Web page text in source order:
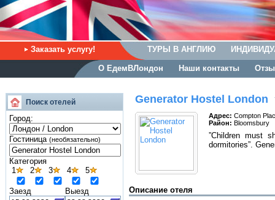
Заказать услугу! ТУРЫ В АНГЛИЮ
О ЕдемВЛондон Наши контакты
Поиск отелей
Город:
Гостиница (необязательно)
Категория
1
2 3 4 5
Заезд Выезд
Generator Hostel London
Адрес: Compton
Район: Bloomsbury
”Children must
dormitories”.
Описание отеля